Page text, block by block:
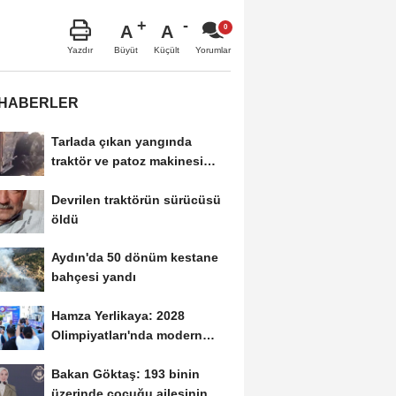
Yazdır
A
Büyüt
A
Küçült Yorumlar
Tarlada çıkan yangında
traktör ve patoz makinesi
Devrilen traktörün sürücüsü
öldü
Aydın'da 50 dönüm kestane
bahçesi yandı
Hamza Yerlikaya: 2028
Olimpiyatları'nda modern
Bakan Göktaş: 193 binin